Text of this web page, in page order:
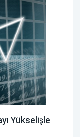
Yükselişle